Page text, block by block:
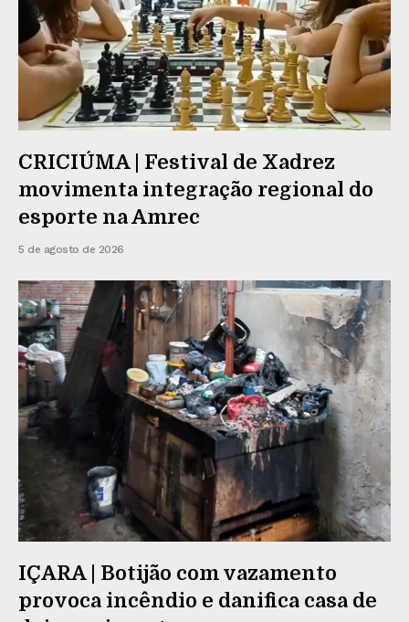
CRICIÚMA | Festival de Xadrez
movimenta integração regional do
esporte na Amrec
5 de agosto de 2026
IÇARA | Botijão com vazamento
provoca incêndio e danifica casa de